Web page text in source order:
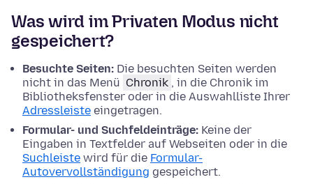
Was wird im Privaten Modus nicht
gespeichert?
Besuchte Seiten: Die besuchten Seiten werden
nicht in das Menü Chronik , in die Chronik im
Bibliotheksfenster oder in die Auswahlliste Ihrer
Adressleiste eingetragen.
Formular- und Suchfeldeinträge: Keine der
Eingaben in Textfelder auf Webseiten oder in die
Suchleiste wird für die Formular-
Autovervollständigung gespeichert.